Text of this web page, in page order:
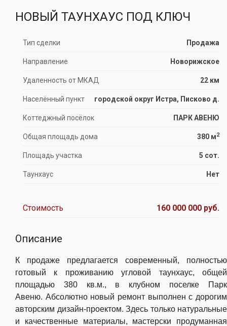
НОВЫЙ ТАУНХАУС ПОД КЛЮЧ
Тип сделки Продажа
Направление Новорижское
Удаленность от МКАД 22 км
Населённый пункт городской округ Истра, Писково д.
Коттеджный посёлок ПАРК АВЕНЮ
Общая площадь дома 380 м2
Площадь участка 5 сот.
Таунхаус Нет
Стоимость 160 000 000 руб.
Описание
К продаже предлагается современный, полностью
готовый к проживанию угловой таунхаус, общей
площадью 380 кв.м., в клубном поселке Парк
Авеню. Абсолютно новый ремонт выполнен с дорогим
авторским дизайн-проектом. Здесь только натуральные
и качественные материалы, мастерски продуманная